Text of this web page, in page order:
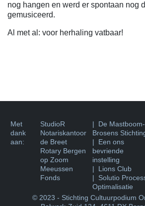
nog hangen en werd er spontaan nog
gemusiceerd.
Al met al: voor herhaling vatbaar!
Met
dank
aan:
StudioR
Notariskantoor
de Breet
Rotary Bergen
op Zoom
Meeussen
Fonds
| De Mastboom-
Brosens
| Een ons
bevriende
instelling
| Lions Club
| Solutio
Optimalisatie
© 2023 - Stichting Cultuurpodium